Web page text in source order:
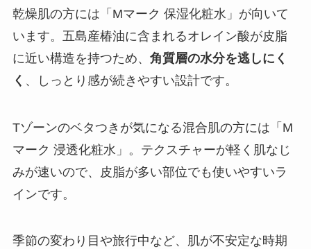
乾燥肌の方には「Mマーク 保湿化粧水」が向いて
います。五島産椿油に含まれるオレイン酸が皮脂
に近い構造を持つため、 角質層の水分を逃しにく
く 、しっとり感が続きやすい設計です。
Tゾーンのベタつきが気になる混合肌の方には「M
マーク 浸透化粧水」。テクスチャーが軽く肌なじ
みが速いので、皮脂が多い部位でも使いやすいラ
インです。
季節の変わり目や旅行中など、肌が不安定な時期